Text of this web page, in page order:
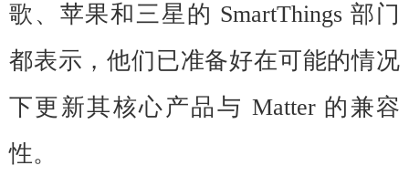
歌、苹果和三星的 SmartThings 部门
都表示，他们已准备好在可能的情况
下更新其核心产品与 Matter 的兼容
性。